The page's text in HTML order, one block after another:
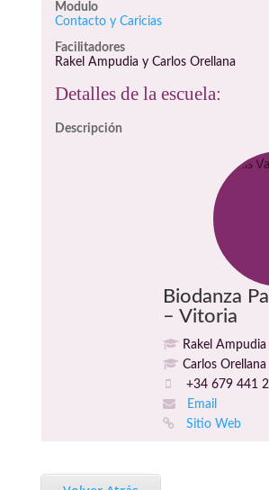
Modulo
Contacto y Caricias
Facilitadores
Rakel Ampudia y Carlos Orellana
Detalles de la escuela:
Descripción
Biodanza
– Vitoria
Rakel Ampudia
Carlos Orellana
+34 679 441
Email
Sitio Web